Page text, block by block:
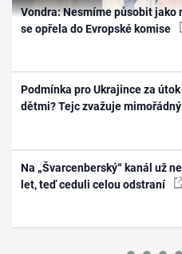
Vondra: Nesmíme působit jako
se opřela do Evropské komise
Podmínka pro Ukrajince za
dětmi? Tejc zvažuje
Na „Švarcenberský“ kanál už
let, teď ceduli celou odstraní